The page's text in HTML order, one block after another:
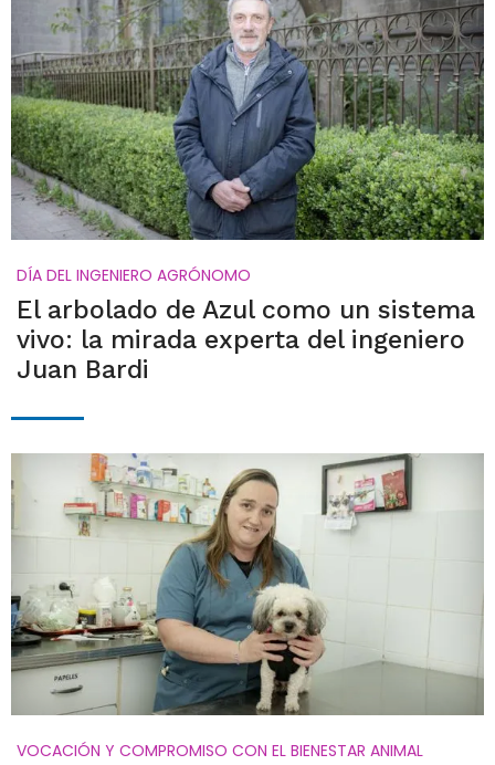
DÍA DEL INGENIERO AGRÓNOMO
El arbolado de Azul como un sistema
vivo: la mirada experta del ingeniero
Juan Bardi
VOCACIÓN Y COMPROMISO CON EL BIENESTAR ANIMAL